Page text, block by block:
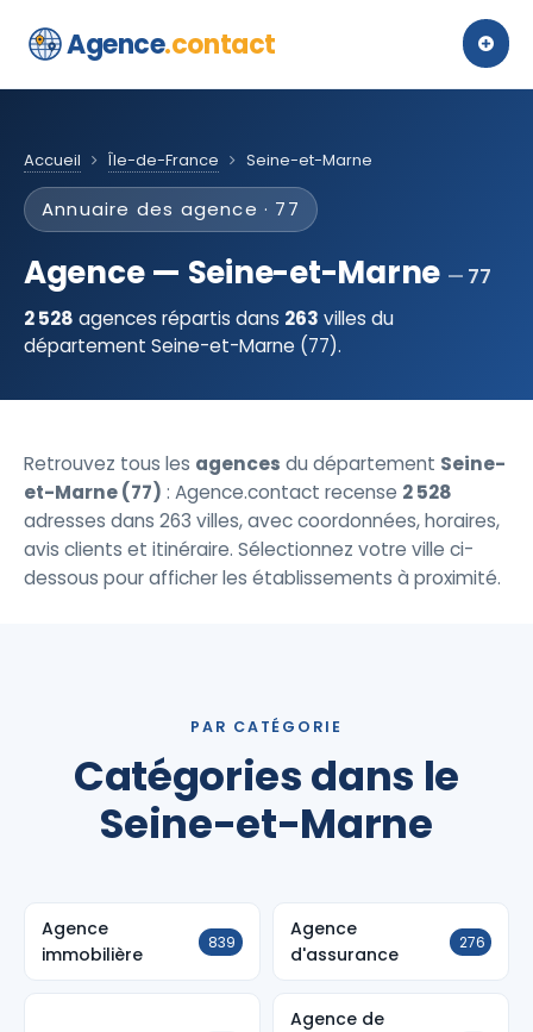
Agence.contact
Accueil Île-de-France Seine-et-Marne
Annuaire des agence · 77
Agence — Seine-et-Marne
77
2 528 agences répartis dans 263 villes du
département Seine-et-Marne (77).
Retrouvez tous les agences du département Seine-
et-Marne (77) : Agence.contact recense 2 528
adresses dans 263 villes, avec coordonnées, horaires,
avis clients et itinéraire. Sélectionnez votre ville ci-
dessous pour afficher les établissements à proximité.
PAR CATÉGORIE
Catégories dans le
Seine-et-Marne
Agence
immobilière
839
Agence
d'assurance
276
Agence de